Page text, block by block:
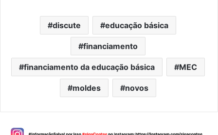
discute educação básica
financiamento
financiamento da educação básica MEC
moldes novos